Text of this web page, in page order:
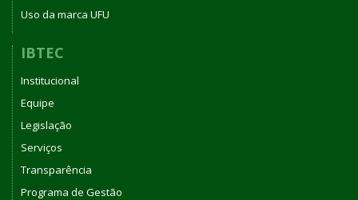
Uso da marca UFU
IBTEC
Institucional
Equipe
Legislação
Serviços
Transparência
Programa de Gestão